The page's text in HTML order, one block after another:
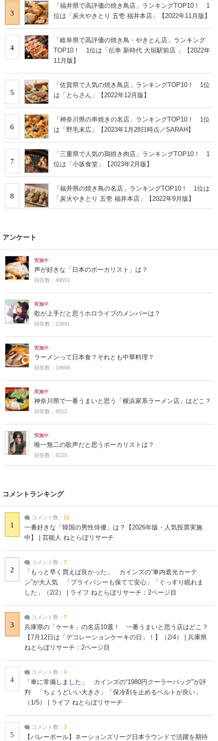
3
「福井県で高評価の焼き鳥店」ランキングTOP10！ 1
位は「炭火やきとり 五壱 福井本店」【2022年11月版】
4
「岐阜県で高評価の焼き鳥・やきとん店」ランキング
TOP10！ 1位は「伝串 新時代 大垣駅前店 」【2022年
11月版】
5
「佐賀県で人気の焼き鳥店」ランキングTOP10！ 1位
は「とらさん」【2022年12月版】
6
「神奈川県の串焼きの名店」ランキングTOP10！ 1位
は「野毛末広」【2023年1月28日時点／SARAH】
7
「三重県で人気の鶏焼き肉店」ランキングTOP10！ 1
位は「小坂食堂」【2023年2月版】
8
「福井県の焼き鳥の名店」ランキングTOP10！ 1位は
「炭火やきとり 五壱 福井本店」【2022年9月版】
アンケート
実施中
声が好きな「日本のボーカリスト」は？
回答数：49551
実施中
歌が上手だと思うホロライブのメンバーは？
回答数：23891
実施中
ラーメンって日本食？それとも中華料理？
回答数：19666
実施中
神奈川県で一番うまいと思う「横浜家系ラーメン店」はどこ？
回答数：8512
実施中
唯一無二の歌声だと思うボーカリストは？
回答数：8125
コメントランキング
1
コメント数： 21
一番好きな「韓国の男性俳優」は？【2026年版・人気投票実施
中】 | 芸能人 ねとらぼリサーチ
2
コメント数： 7
「もっと早く買えば良かった」 カインズの“車内遮光カーテ
ン”が大人気 「プライバシーも保てて安心」「ぐっすり眠れま
した」（2/2） | ライフ ねとらぼリサーチ：2ページ目
3
コメント数： 7
兵庫県の「ケーキ」の名店10選！ 一番うまいと思う店はどこ？
【7月12日は「デコレーションケーキの日」！】（2/4） | 兵庫県
ねとらぼリサーチ：2ページ目
4
コメント数： 4
「車に常備しました」 カインズの“1980円クーラーバッグ”が評
判 「ちょうどいい大きさ」「保冷剤を止めるベルトが良い」
（1/5） | ライフ ねとらぼリサーチ
5
コメント数： 3
【バレーボール】ネーションズリーグ日本ラウンドで活躍を期待